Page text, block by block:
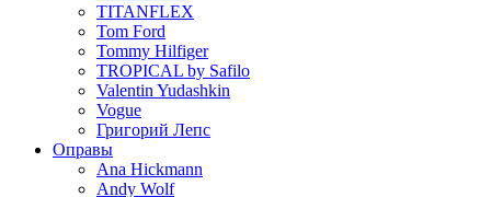
TITANFLEX
Tom Ford
Tommy Hilfiger
TROPICAL by Safilo
Valentin Yudashkin
Vogue
Григорий Лепс
Оправы
Ana Hickmann
Andy Wolf